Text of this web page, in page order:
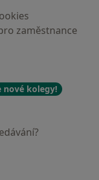
zaměstnance
nové kolegy!